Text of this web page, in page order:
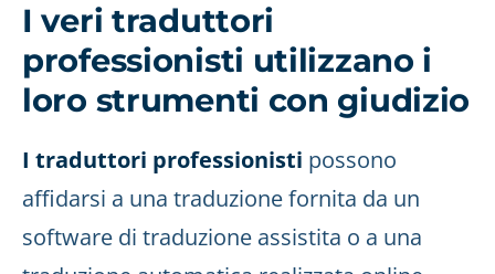
I veri traduttori
professionisti utilizzano i
loro strumenti con giudizio
I traduttori professionisti possono
affidarsi a una traduzione fornita da un
software di traduzione assistita o a una